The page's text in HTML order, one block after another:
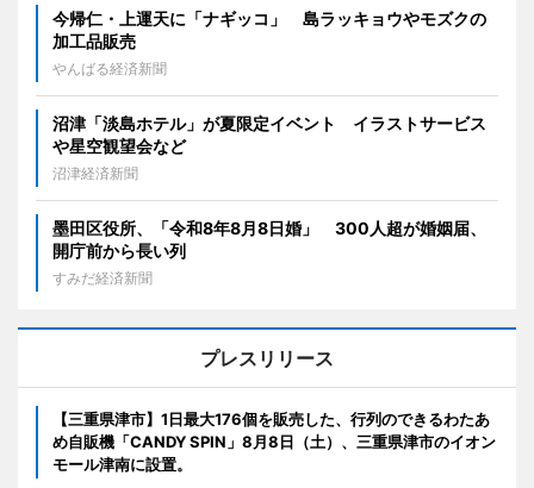
今帰仁・上運天に「ナギッコ」 島ラッキョウやモズクの
加工品販売
やんばる経済新聞
沼津「淡島ホテル」が夏限定イベント イラストサービス
や星空観望会など
沼津経済新聞
墨田区役所、「令和8年8月8日婚」 300人超が婚姻届、
開庁前から長い列
すみだ経済新聞
プレスリリース
【三重県津市】1日最大176個を販売した、行列のできるわたあ
め自販機「CANDY SPIN」8月8日（土）、三重県津市のイオン
モール津南に設置。